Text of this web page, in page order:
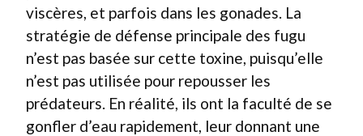
viscères, et parfois dans les gonades. La
stratégie de défense principale des fugu
n’est pas basée sur cette toxine, puisqu’elle
n’est pas utilisée pour repousser les
prédateurs. En réalité, ils ont la faculté de se
gonfler d’eau rapidement, leur donnant une